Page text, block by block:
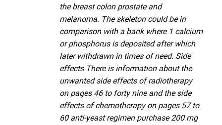
the breast colon prostate and
melanoma. The skeleton could be in
comparison with a bank where 1 calcium
or phosphorus is deposited after which
later withdrawn in times of need. Side
effects There is information about the
unwanted side effects of radiotherapy
on pages 46 to forty nine and the side
effects of chemotherapy on pages 57 to
60 anti-yeast regimen purchase 200 mg